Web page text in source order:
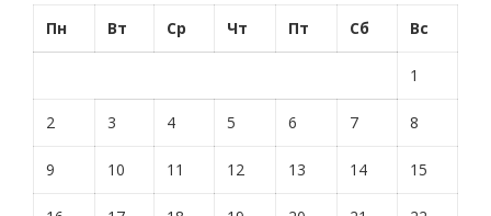
Пн Вт Ср Чт Пт Сб Вс
1
2 3 4 5 6 7 8
9 10 11 12 13 14 15